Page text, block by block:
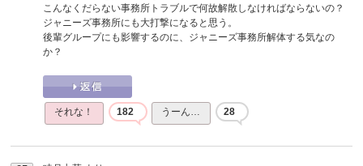
こんなくだらない事務所トラブルで何故解散しなければならないの？
ジャニーズ事務所にも大打撃になると思う。
後輩グループにも影響するのに、ジャニーズ事務所解体する気なの
か？
それな！ 182 うーん… 28